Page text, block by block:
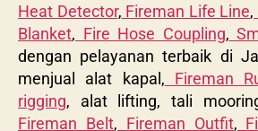
Heat Detector, Fireman Life Line,
Blanket, Fire Hose Coupling,
dengan pelayanan terbaik di
menjual alat kapal, Fireman
rigging, alat lifting, tali
Fireman Belt, Fireman Outfit,